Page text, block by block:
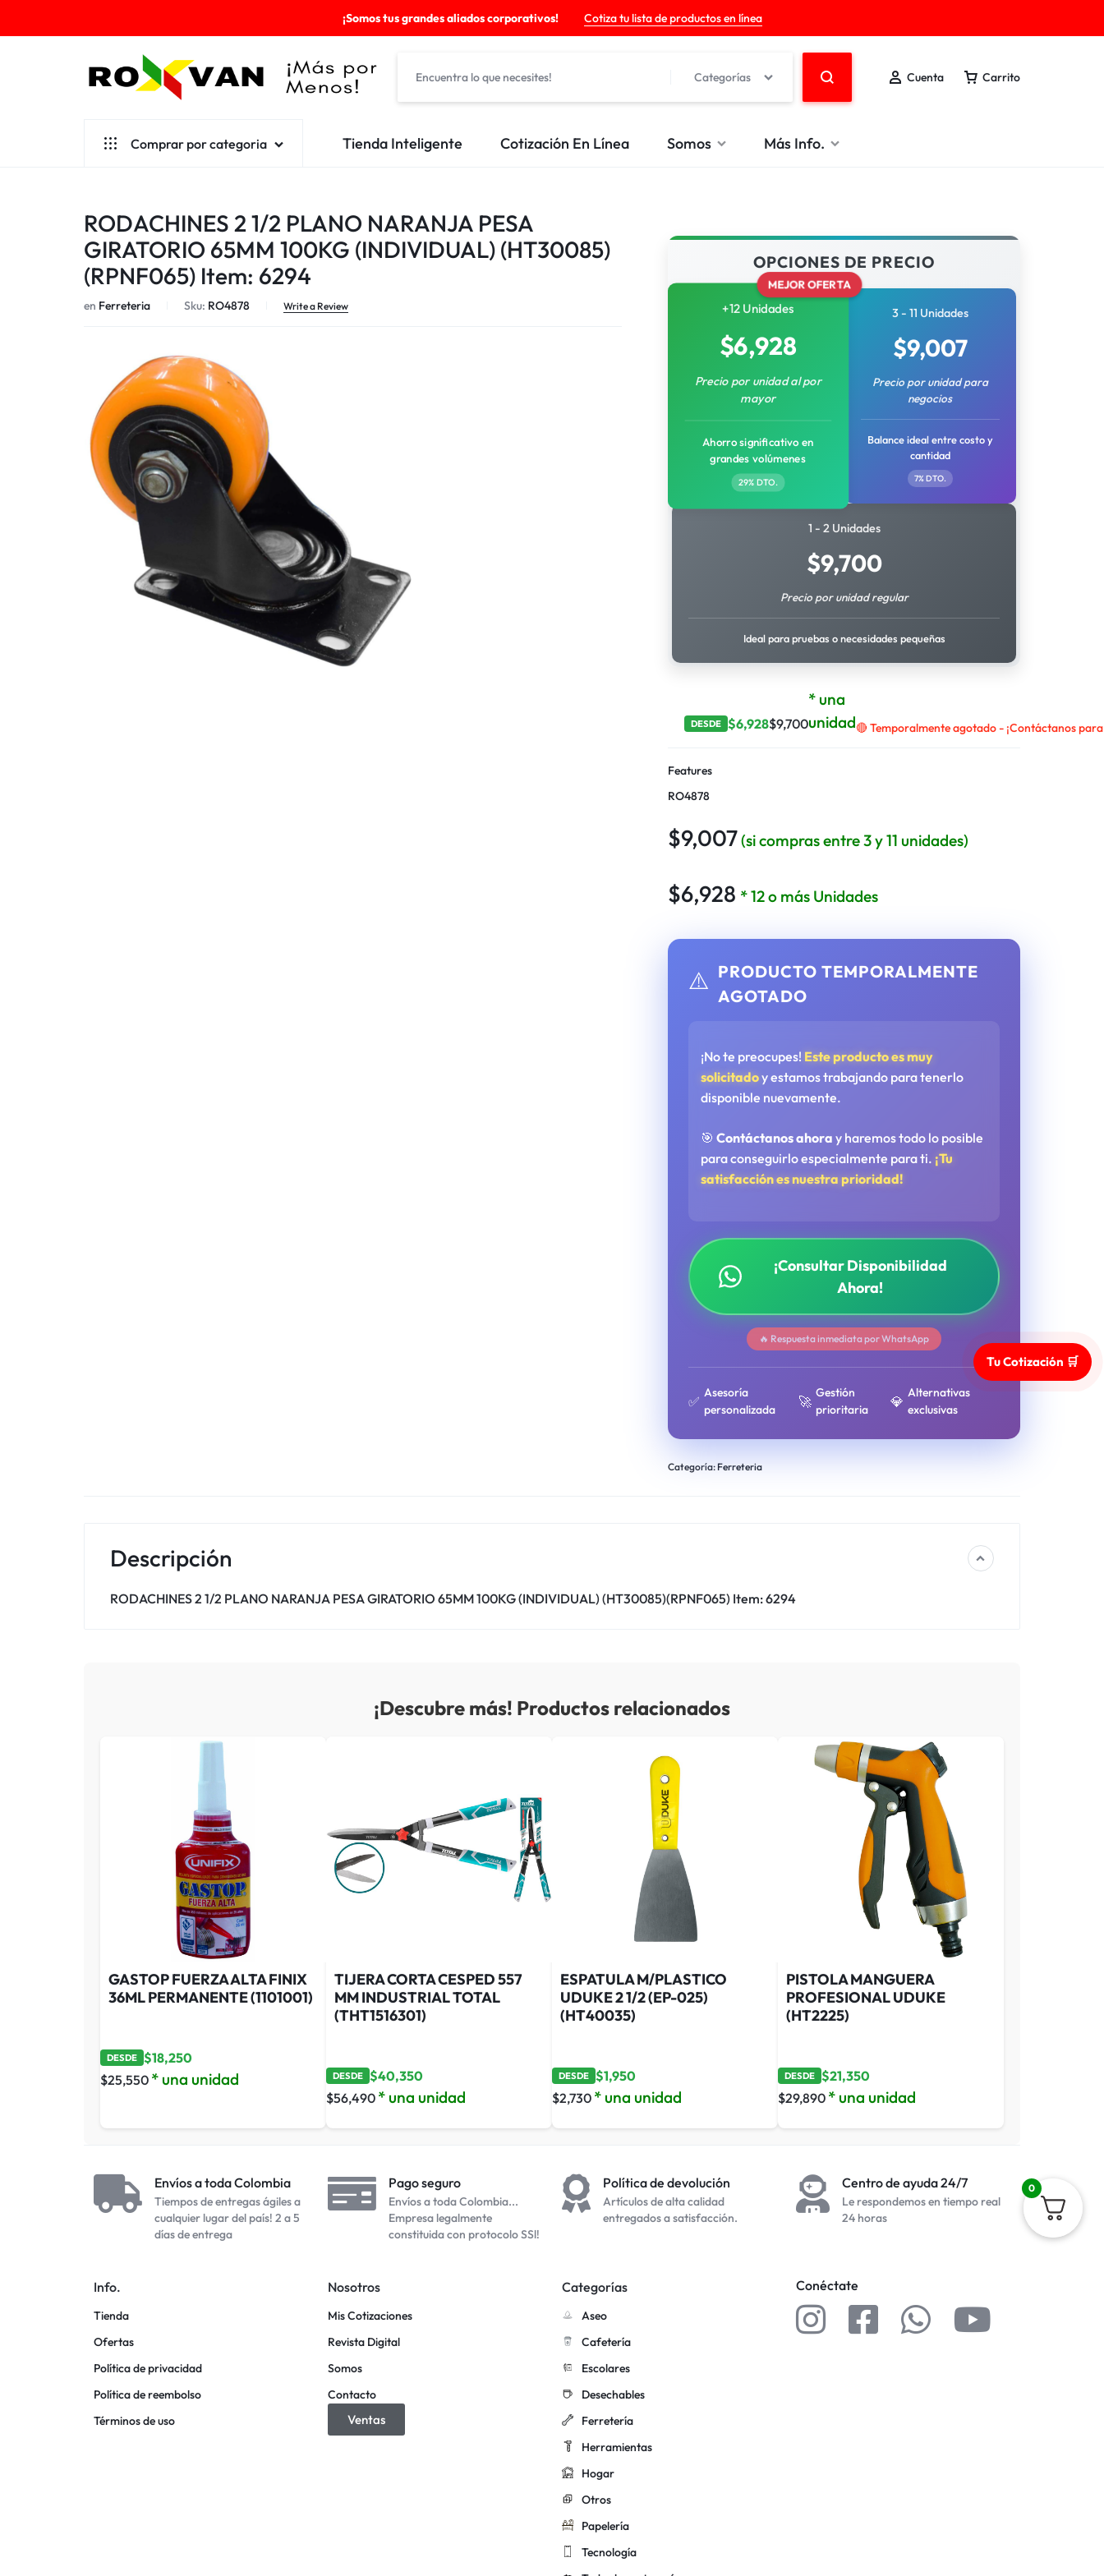
¡Somos tus grandes aliados corporativos! Cotiza tu lista de productos en línea
¡MÁS
MENOS!
Categorías Cuenta Carrito
Comprar por categoria
Cafetería
Escolares
Desechables
Herramientas
Hogar
Otros
Papelería
Tecnología
Todas las categorías
Tienda Inteligente Cotización En Línea Somos Más Info.
RODACHINES 2 1/2 PLANO NARANJA PESA
GIRATORIO 65MM 100KG (INDIVIDUAL) (HT30085)
(RPNF065) Item: 6294
en Ferreteria Sku: RO4878 Write a Review
OPCIONES DE PRECIO
MEJOR OFERTA
+12 Unidades
$6,928
Precio por unidad al por
mayor
Ahorro significativo en
grandes volúmenes
29% DTO.
3 - 11 Unidades
$9,007
Precio por unidad para
negocios
Balance ideal entre costo y
cantidad
7% DTO.
1 - 2 Unidades
$9,700
Precio por unidad regular
Ideal para pruebas o necesidades pequeñas
DESDE $6,928$9,700
* una
unidad🔴 Temporalmente agotado - ¡Contáctanos
Features
RO4878
$9,007(si compras entre 3 y 11 unidades)
$6,928 * 12 o más Unidades
⚠️ PRODUCTO TEMPORALMENTE
AGOTADO
¡No te preocupes! Este producto es muy
solicitadoy estamos trabajando para tenerlo
disponible nuevamente.
🎯Contáctanos ahora y haremos todo lo posible
para conseguirlo especialmente para ti. ¡Tu
satisfacción es nuestra prioridad!
¡Consultar Disponibilidad
Ahora!
🔥 Respuesta inmediata por WhatsApp
✅
Asesoría
personalizada
🚀
Gestión
prioritaria
💎
Alternativas
exclusivas
Categoría: Ferreteria
Descripción
RODACHINES 2 1/2 PLANO NARANJA PESA GIRATORIO 65MM 100KG (INDIVIDUAL) (HT30085)(RPNF065) Item: 6294
¡Descubre más! Productos relacionados
GASTOP FUERZA ALTA FINIX
36ML PERMANENTE (1101001)
DESDE $18,250
$25,550 * una unidad
TIJERA CORTA CESPED 557
MM INDUSTRIAL TOTAL
(THT1516301)
DESDE $40,350
$56,490 * una unidad
ESPATULA M/PLASTICO
UDUKE 2 1/2 (EP-025)
(HT40035)
DESDE $1,950
$2,730 * una unidad
PISTOLA MANGUERA
PROFESIONAL UDUKE
(HT2225)
DESDE $21,350
$29,890 * una unidad
Envíos a toda Colombia
Tiempos de entregas ágiles a
cualquier lugar del país! 2 a 5
días de entrega
Pago seguro
Envíos a toda Colombia...
Empresa legalmente
constituida con protocolo SSl!
Política de devolución
Artículos de alta calidad
entregados a satisfacción.
Centro de ayuda 24/7
Le respondemos en tiempo real
24 horas
Info.
Tienda
Ofertas
Política de privacidad
Política de reembolso
Términos de uso
Nosotros
Mis Cotizaciones
Revista Digital
Somos
Contacto
Ventas
Categorías
Aseo
Cafetería
Escolares
Desechables
Ferretería
Herramientas
Hogar
Otros
Papelería
Tecnología
Conéctate
Tu Cotización 🛒
0